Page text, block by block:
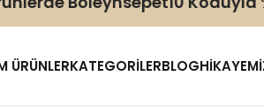
ÜRÜNLERKATEGORILERBLOG